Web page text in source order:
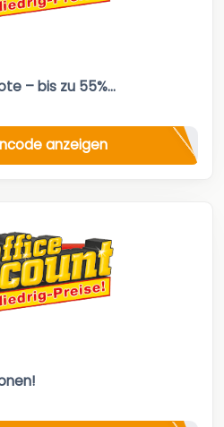
– bis zu 55%...
anzeigen